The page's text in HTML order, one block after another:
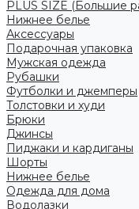
PLUS SIZE (Большие
Нижнее белье
Аксессуары
Подарочная упаковка
Мужская одежда
Рубашки
Футболки и джемперы
Толстовки и худи
Брюки
Джинсы
Пиджаки и кардиганы
Шорты
Нижнее белье
Одежда для дома
Водолазки